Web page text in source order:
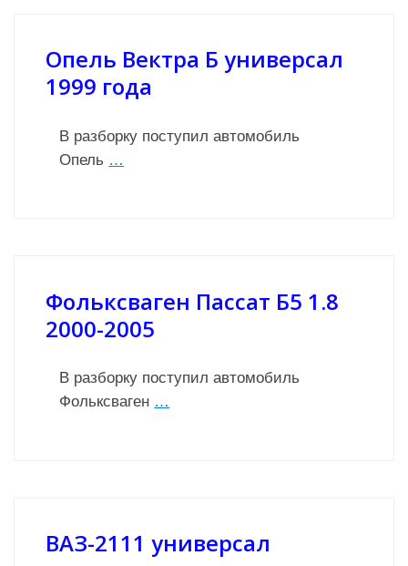
Опель Вектра Б универсал
1999 года
В разборку поступил автомобиль
Опель …
Фольксваген Пассат Б5 1.8
2000-2005
В разборку поступил автомобиль
Фольксваген …
ВАЗ-2111 универсал